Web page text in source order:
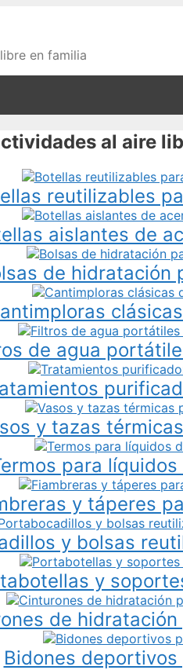
en familia
al aire
reutilizables
aislantes de
de hidratación
de agua
y tazas
para
y táperes
y bolsas
y
de
Bidones deportivos